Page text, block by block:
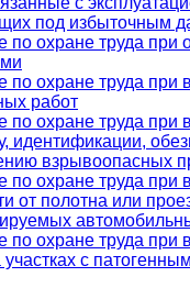
под избыточным
по охране труда при
по охране труда при
работ
по охране труда при
идентификации,
взрывоопасных
по охране труда при
от полотна или
по охране труда при
участках с